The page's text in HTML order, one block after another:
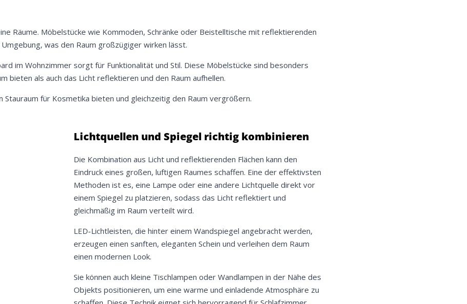
Räume. Möbelstücke wie Kommoden, Schränke oder Beistelltische mit reflektierenden
was den Raum großzügiger wirken lässt.
im Wohnzimmer sorgt für Funktionalität und Stil. Diese Möbelstücke sind besonders
bieten als auch das Licht reflektieren und den Raum aufhellen.
für Kosmetika bieten und gleichzeitig den Raum vergrößern.
Lichtquellen und Spiegel richtig kombinieren
Die Kombination aus Licht und reflektierenden Flächen kann den
Eindruck eines großen, luftigen Raumes schaffen. Eine der effektivsten
Methoden ist es, eine Lampe oder eine andere Lichtquelle direkt vor
einem Spiegel zu platzieren, sodass das Licht reflektiert und
gleichmäßig im Raum verteilt wird.
LED-Lichtleisten, die hinter einem Wandspiegel angebracht werden,
erzeugen einen sanften, eleganten Schein und verleihen dem Raum
einen modernen Look.
Sie können auch kleine Tischlampen oder Wandlampen in der Nähe des
Objekts positionieren, um eine warme und einladende Atmosphäre zu
auf Ihre erste Bestellung sichern!
Meinen Code senden
Weitere Informationen darüber, wie wir Ihre Daten für Marketingkommunikation